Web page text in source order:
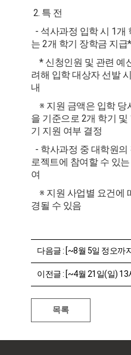
2. 특 전
- 석사과정 입학 시 1개
는 2개 학기 장학금 지급*
* 신청인원 및 관련 예
려해 입학 대상자 선발
내
※ 지원 금액은 입학 당
을 기준으로 2개 학기 및
기 지원 여부 결정
- 학사과정 중 대학원의
로젝트에 참여할 수 있
여
※ 지원 사업별 요건에
경될 수 있음
다음글 : [~8월 5일 정오까지] 성적장학금 반영을 위한 공인
이전글 : [~4월 21일(일) 13시] 심리학과 실험실(연구실)